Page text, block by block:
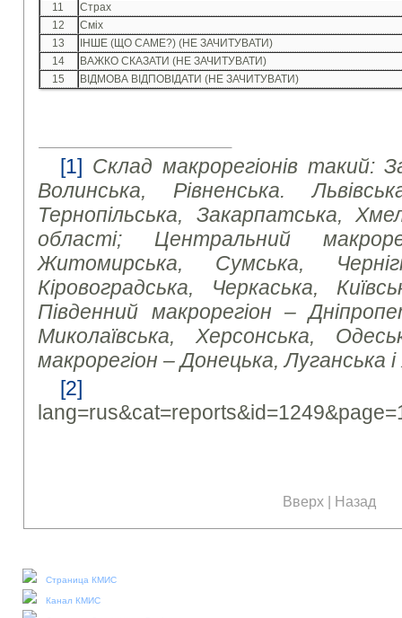
11
Страх
12
Сміх
13
ІНШЕ (ЩО САМЕ?) (НЕ ЗАЧИТУВАТИ)
14
ВАЖКО СКАЗАТИ (НЕ ЗАЧИТУВАТИ)
15
ВІДМОВА ВІДПОВІДАТИ (НЕ ЗАЧИТУВАТИ)
[1] Склад макрорегіонів такий:
Волинська, Рівненська.
Тернопільська, Закарпатська,
області; Центральний
Житомирська, Сумська,
Кіровоградська, Черкаська,
Південний макрорегіон –
Миколаївська, Херсонська,
макрорегіон – Донецька, Луганська
[2]
Вверх | Назад
Страница КМИС
Канал КМИС